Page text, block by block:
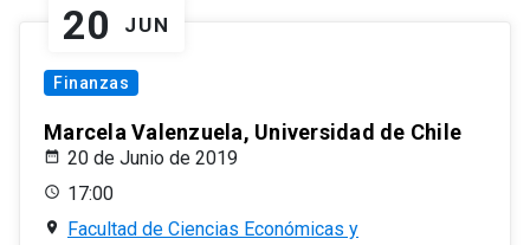
20 JUN
Finanzas
Marcela Valenzuela, Universidad de Chile
20 de Junio de 2019
17:00
Facultad de Ciencias Económicas y